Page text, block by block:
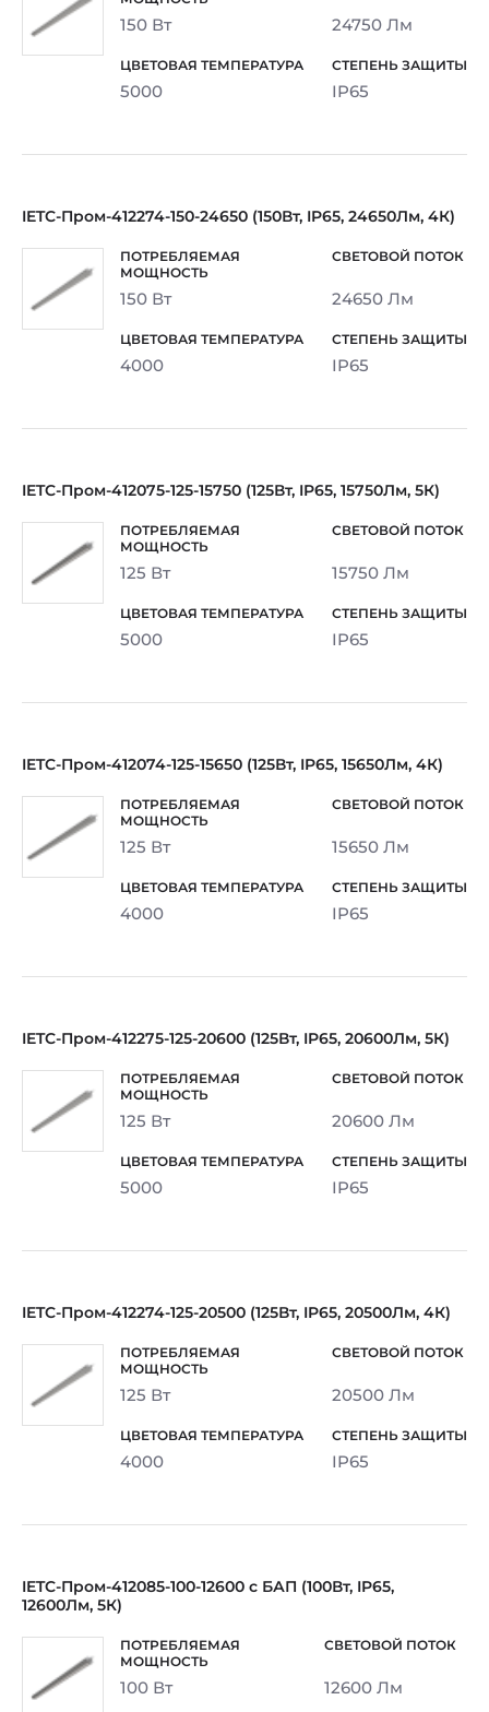
150 Вт 24750 Лм
5000 IP65
IETC-Пром-412274-150-24650 (150Вт, IP65, 24650Лм, 4К)
150 Вт 24650 Лм
4000 IP65
IETC-Пром-412075-125-15750 (125Вт, IP65, 15750Лм, 5К)
125 Вт 15750 Лм
5000 IP65
IETC-Пром-412074-125-15650 (125Вт, IP65, 15650Лм, 4К)
125 Вт 15650 Лм
4000 IP65
IETC-Пром-412275-125-20600 (125Вт, IP65, 20600Лм, 5К)
125 Вт 20600 Лм
5000 IP65
IETC-Пром-412274-125-20500 (125Вт, IP65, 20500Лм, 4К)
125 Вт 20500 Лм
4000 IP65
IETC-Пром-412085-100-12600 с БАП (100Вт, IP65,
12600Лм, 5К)
100 Вт 12600 Лм